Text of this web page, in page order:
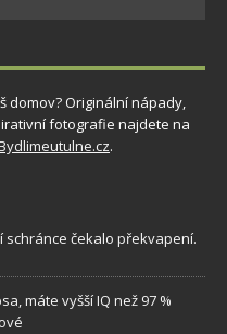
domov? Originální nápady,
fotografie najdete na
.
čekalo překvapení.
máte vyšší IQ než 97 %